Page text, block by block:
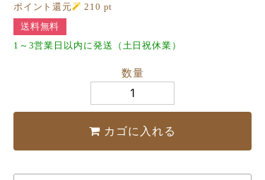
ポイント還元
210 pt
送料無料
1～3営業日以内に発送（土日祝休業）
数量
カゴに入れる